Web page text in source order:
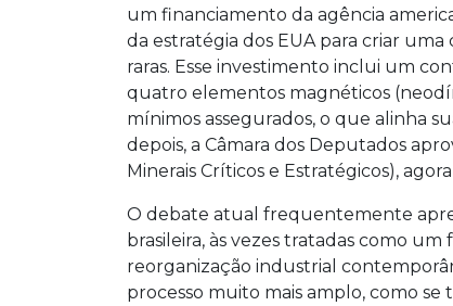
um financiamento da agência
da estratégia dos EUA para criar
raras. Esse investimento inclui um
quatro elementos magnéticos
mínimos assegurados, o que alinha
depois, a Câmara dos Deputados
Minerais Críticos e Estratégicos),
O debate atual frequentemente
brasileira, às vezes tratadas como
reorganização industrial
processo muito mais amplo, como